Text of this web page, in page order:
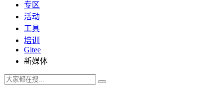
专区
活动
工具
培训
Gitee
新媒体